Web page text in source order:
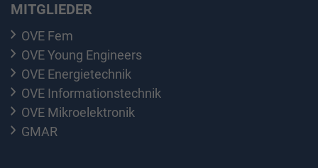
MITGLIEDER
OVE Fem
OVE Young Engineers
OVE Energietechnik
OVE Informationstechnik
OVE Mikroelektronik
GMAR